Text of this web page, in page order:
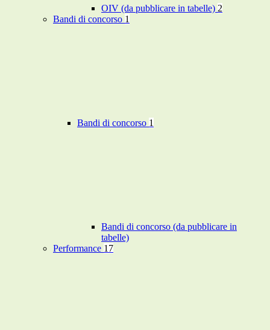
OIV (da pubblicare in tabelle) 2
Bandi di concorso 1
Bandi di concorso 1
Bandi di concorso (da pubblicare in
tabelle)
Performance 17